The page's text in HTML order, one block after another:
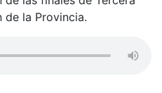
de la Provincia.